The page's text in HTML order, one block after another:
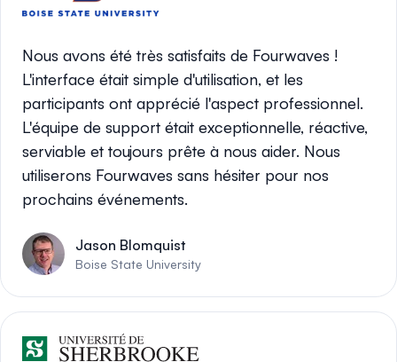
Nous avons été très satisfaits de Fourwaves !
L'interface était simple d'utilisation, et les
participants ont apprécié l'aspect professionnel.
L'équipe de support était exceptionnelle, réactive,
serviable et toujours prête à nous aider. Nous
utiliserons Fourwaves sans hésiter pour nos
prochains événements.
Jason Blomquist
Boise State University